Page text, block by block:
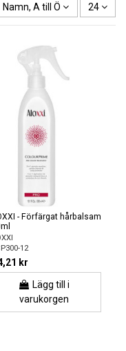
Namn, A till Ö 24
- Förfärgat hårbalsam
12
kr
Lägg till i
varukorgen